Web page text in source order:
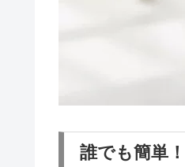
誰でも簡単